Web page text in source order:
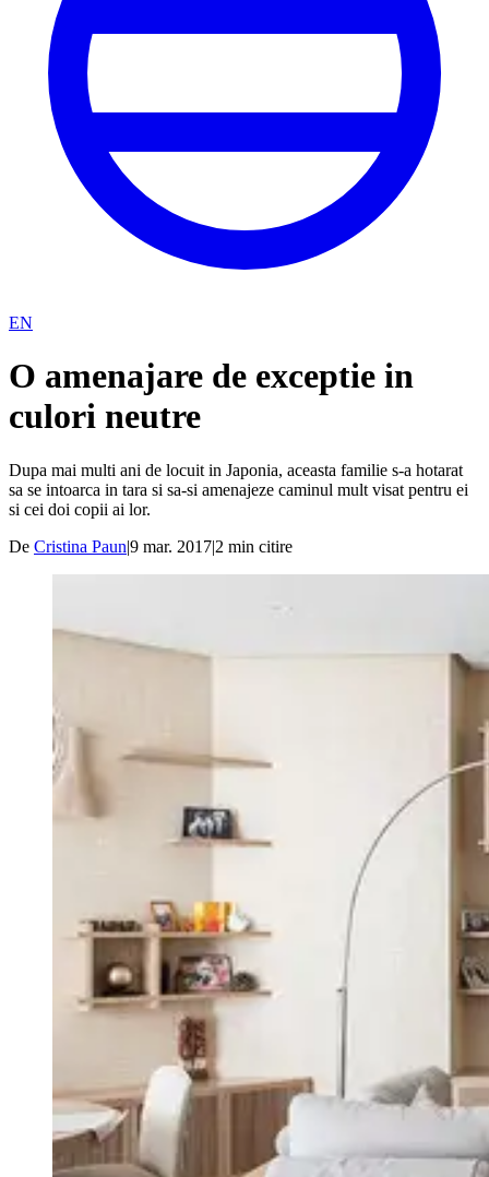
EN
O amenajare de exceptie in
culori neutre
Dupa mai multi ani de locuit in Japonia, aceasta familie s-a hotarat
sa se intoarca in tara si sa-si amenajeze caminul mult visat pentru ei
si cei doi copii ai lor.
De Cristina Paun|9 mar. 2017|2 min citire